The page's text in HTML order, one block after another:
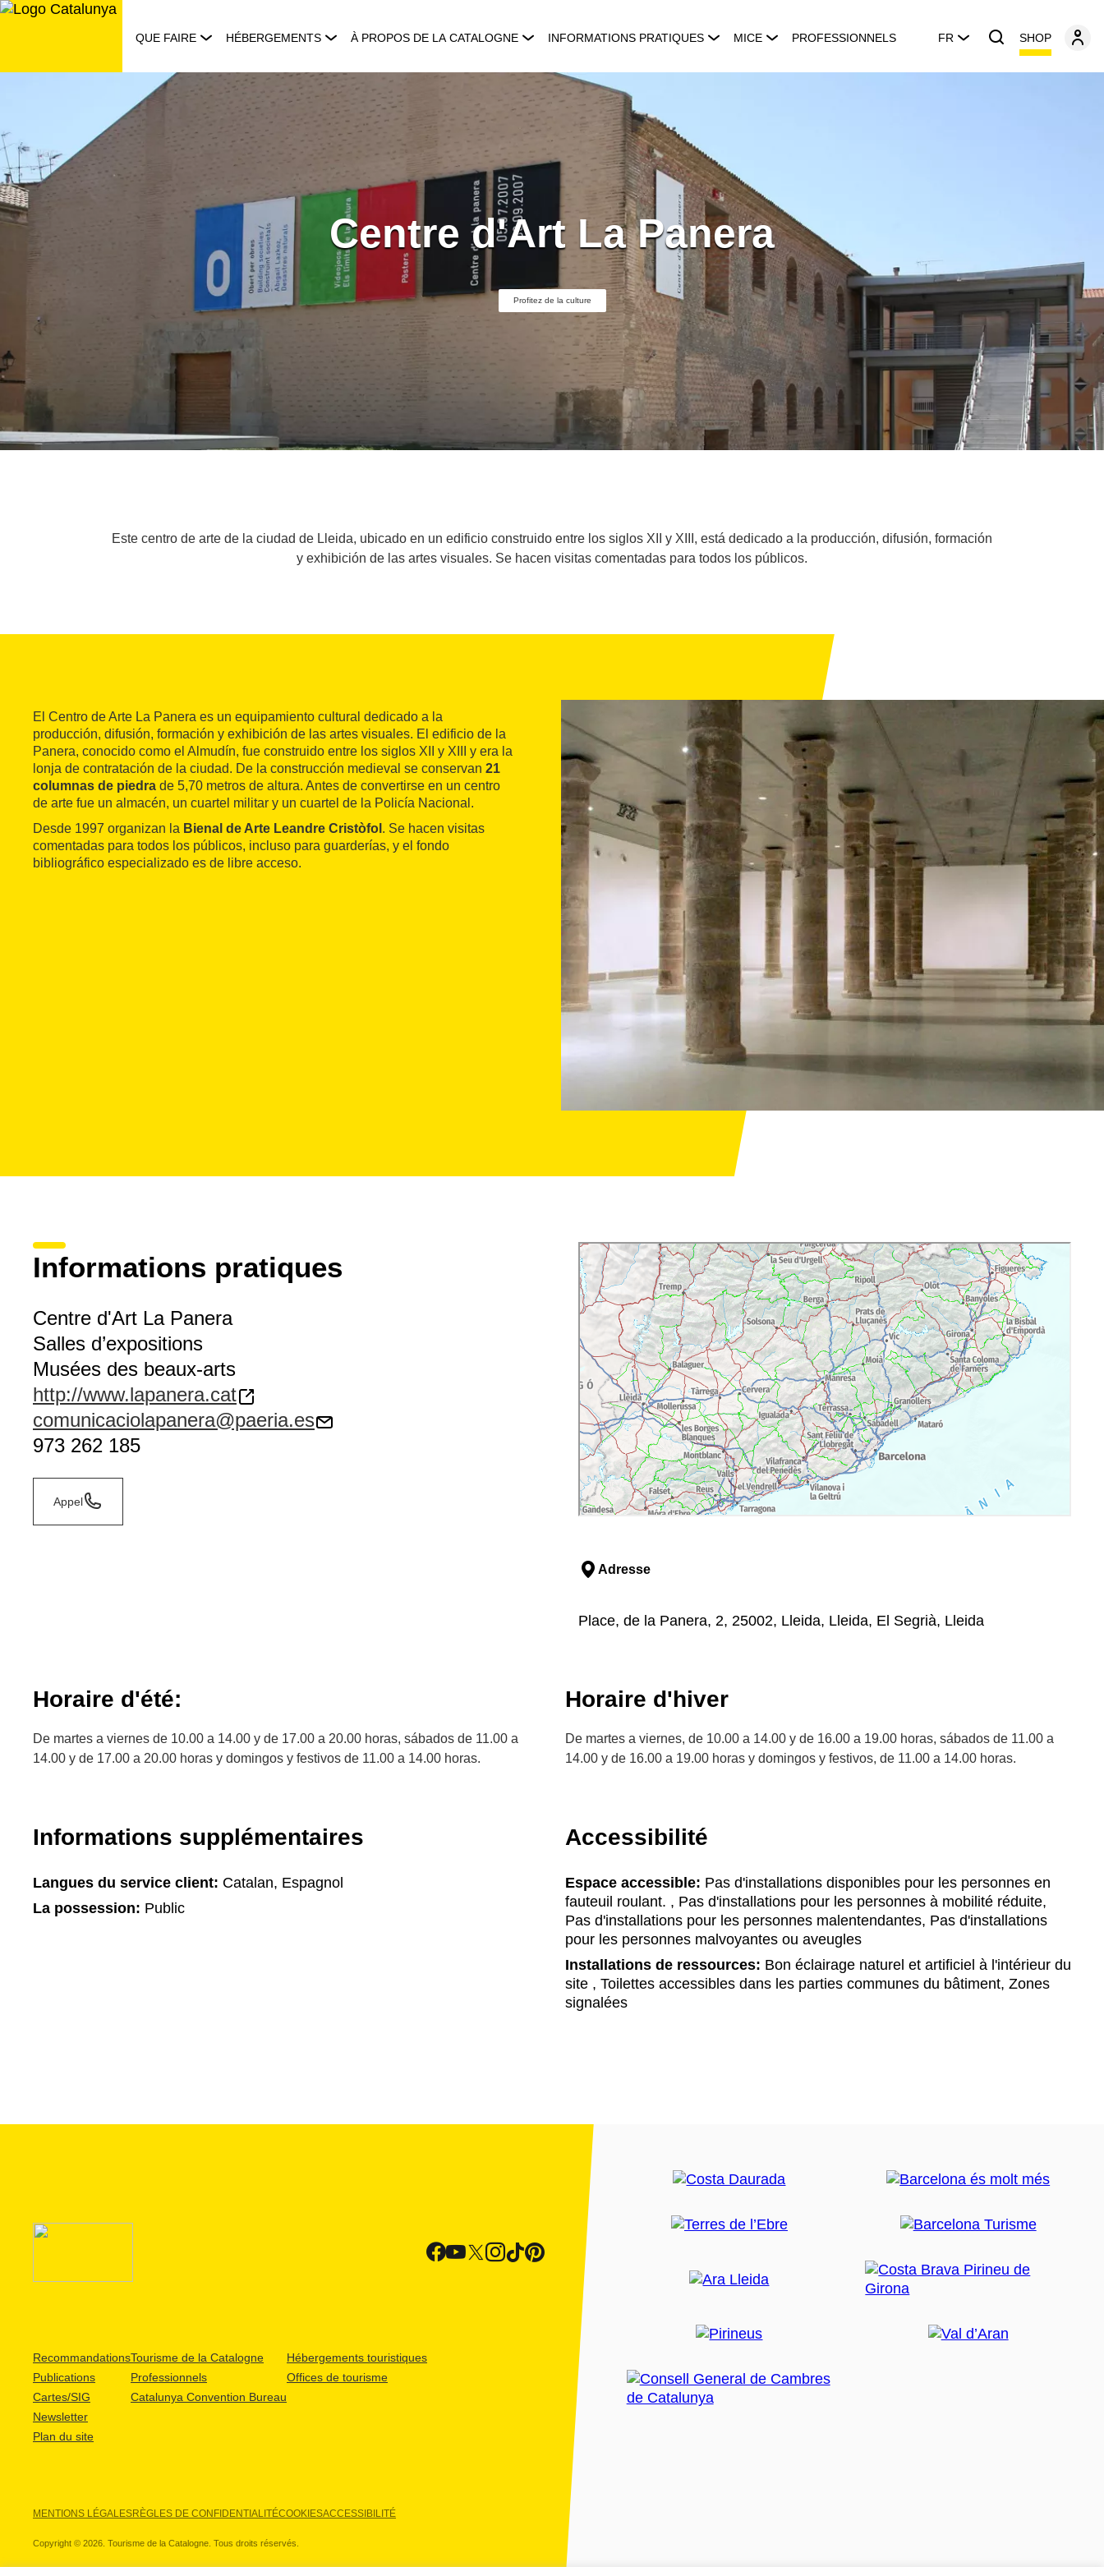
Aller
QUE FAIRE HÉBERGEMENTS À PROPOS DE LA CATALOGNE INFORMATIONS PRATIQUES MICE PROFESSIONNELS FR SHOP
Centre d'Art La Panera
Profitez de la culture
Este centro de arte de la ciudad de Lleida, ubicado en un edificio construido entre los siglos XII y XIII, está dedicado a la producción, difusión, formación
y exhibición de las artes visuales. Se hacen visitas comentadas para todos los públicos.
El Centro de Arte La Panera es un equipamiento cultural dedicado a la
producción, difusión, formación y exhibición de las artes visuales. El edificio de la
Panera, conocido como el Almudín, fue construido entre los siglos XII y XIII y era la
lonja de contratación de la ciudad. De la construcción medieval se conservan 21
columnas de piedra de 5,70 metros de altura. Antes de convertirse en un centro
de arte fue un almacén, un cuartel militar y un cuartel de la Policía Nacional.
Desde 1997 organizan la Bienal de Arte Leandre Cristòfol . Se hacen visitas
comentadas para todos los públicos, incluso para guarderías, y el fondo
bibliográfico especializado es de libre acceso.
Informations pratiques
Centre d'Art La Panera
Salles d’expositions
Musées des beaux-arts
http://www.lapanera.cat
comunicaciolapanera@paeria.es
973 262 185
Appel
Adresse
Place, de la Panera, 2, 25002, Lleida, Lleida, El Segrià, Lleida
Horaire d'été:
De martes a viernes de 10.00 a 14.00 y de 17.00 a 20.00 horas, sábados de 11.00 a
14.00 y de 17.00 a 20.00 horas y domingos y festivos de 11.00 a 14.00 horas.
Horaire d'hiver
De martes a viernes, de 10.00 a 14.00 y de 16.00 a 19.00 horas, sábados de 11.00 a
14.00 y de 16.00 a 19.00 horas y domingos y festivos, de 11.00 a 14.00 horas.
Informations supplémentaires
Langues du service client: Catalan, Espagnol
La possession: Public
Accessibilité
Espace accessible: Pas d'installations disponibles pour les personnes en
fauteuil roulant. , Pas d'installations pour les personnes à mobilité réduite,
Pas d'installations pour les personnes malentendantes, Pas d'installations
pour les personnes malvoyantes ou aveugles
Installations de ressources: Bon éclairage naturel et artificiel à l'intérieur du
site , Toilettes accessibles dans les parties communes du bâtiment, Zones
signalées
Recommandations
Publications
Cartes/SIG
Newsletter
Plan du site
Tourisme de la Catalogne
Professionnels
Catalunya Convention Bureau
Hébergements touristiques
Offices de tourisme
MENTIONS LÉGALESRÈGLES DE CONFIDENTIALITÉCOOKIESACCESSIBILITÉ
Copyright © 2026. Tourisme de la Catalogne. Tous droits réservés.